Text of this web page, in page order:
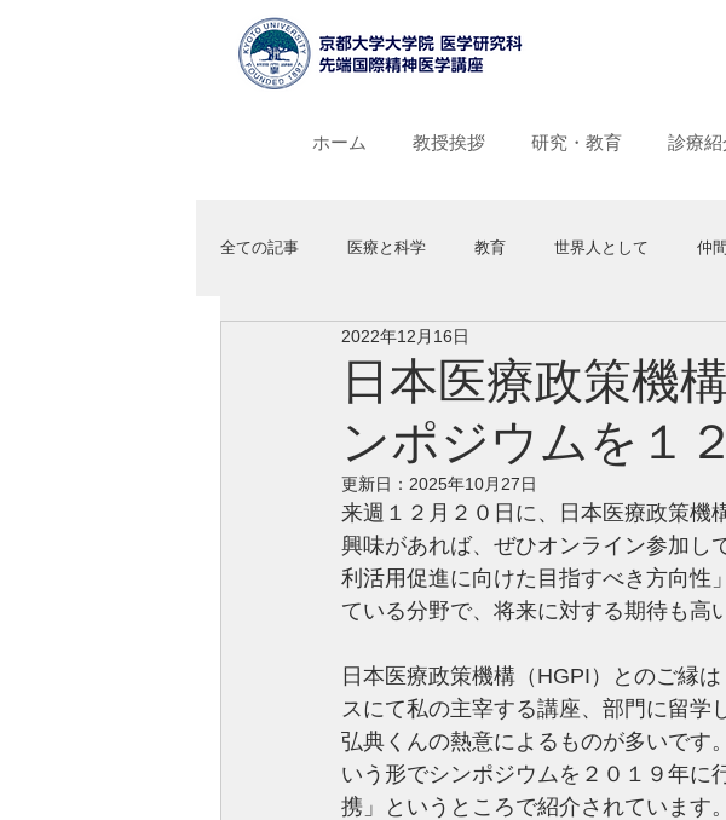
ホーム 教授挨拶 研究・教育 診療紹
全ての記事 医療と科学 教育 世界人として 仲
日本医療政策機
ンポジウムを１
2022年12月16日
更新日： 2025年10月27日
来週１２月２０日に、日本医療政策機
興味があれば、ぜひオンライン参加し
利活用促進に向けた目指すべき方向性
ている分野で、将来に対する期待も高
日本医療政策機構（HGPI）とのご縁
スにて私の主宰する講座、部門に留学
弘典くんの熱意によるものが多いです
いう形でシンポジウムを２０１９年に
携」というところで紹介されています